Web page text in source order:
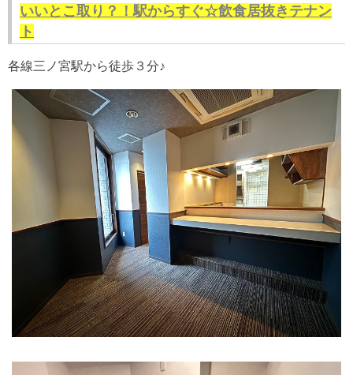
いいとこ取り？！駅からすぐ☆飲食居抜きテナン
ト
各線三ノ宮駅から徒歩３分♪